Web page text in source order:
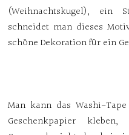
(Weihnachtskugel), ein
schneidet man dieses
schöne Dekoration für ein
Man kann das Washi-
Geschenkpapier